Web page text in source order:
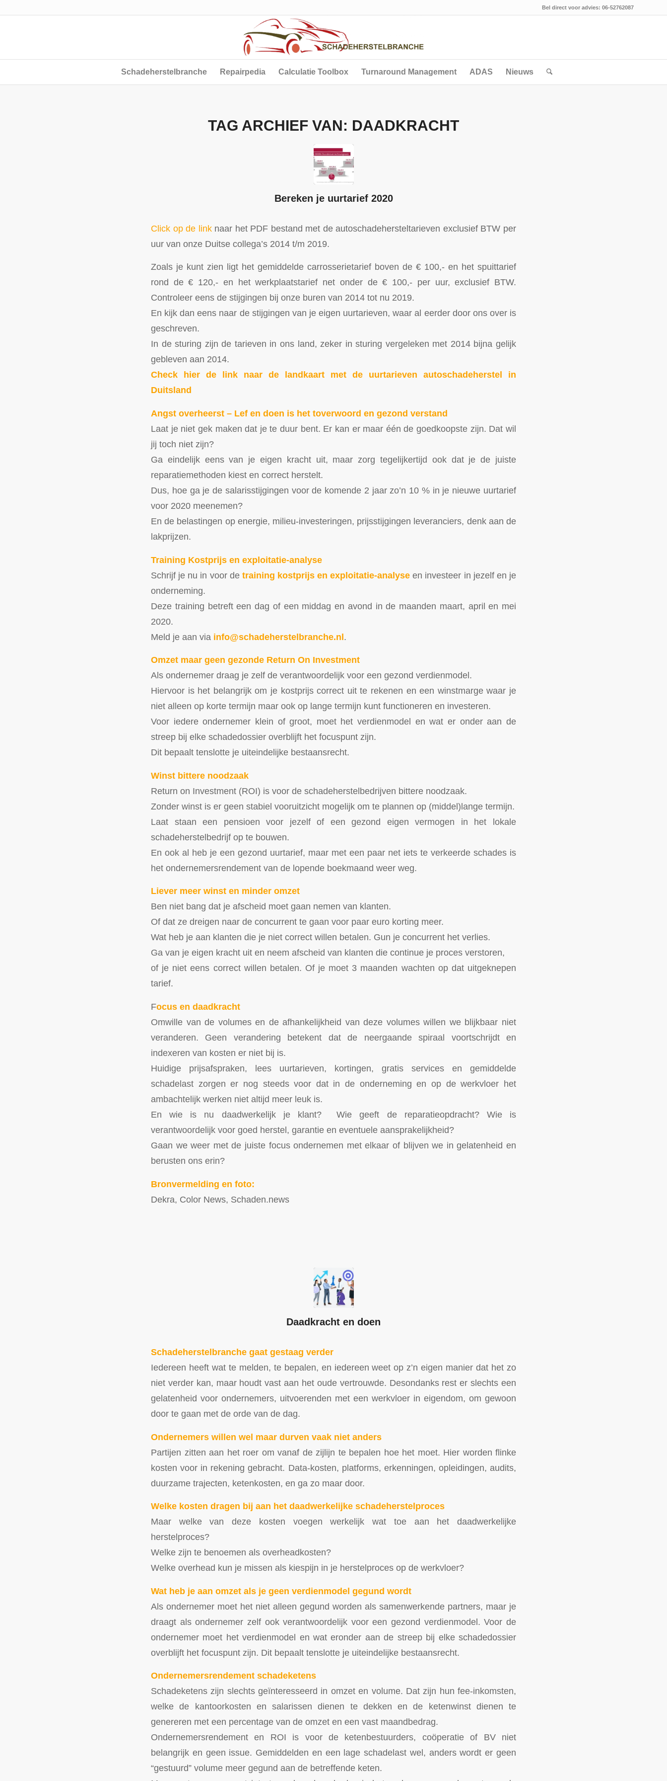
Bel direct voor advies: 06-52762087
Schadeherstelbranche Repairpedia Calculatie Toolbox Turnaround Management ADAS Nieuws
TAG ARCHIEF VAN: DAADKRACHT
Bereken je uurtarief 2020
Click op de linknaar het PDF bestand met de autoschadehersteltarieven exclusief BTW per
uur van onze Duitse collega’s 2014 t/m 2019.
Zoals je kunt zien ligt het gemiddelde carrosserietarief boven de € 100,- en het spuittarief
rond de € 120,- en het werkplaatstarief net onder de € 100,- per uur, exclusief BTW.
Controleer eens de stijgingen bij onze buren van 2014 tot nu 2019.
En kijk dan eens naar de stijgingen van je eigen uurtarieven, waar al eerder door ons over is
geschreven.
In de sturing zijn de tarieven in ons land, zeker in sturing vergeleken met 2014 bijna gelijk
gebleven aan 2014.
Check hier de link naar de landkaart met de uurtarieven autoschadeherstel in
Duitsland
Angst overheerst – Lef en doen is het toverwoord en gezond verstand
Laat je niet gek maken dat je te duur bent. Er kan er maar één de goedkoopste zijn. Dat wil
jij toch niet zijn?
Ga eindelijk eens van je eigen kracht uit, maar zorg tegelijkertijd ook dat je de juiste
reparatiemethoden kiest en correct herstelt.
Dus, hoe ga je de salarisstijgingen voor de komende 2 jaar zo’n 10 % in je nieuwe uurtarief
voor 2020 meenemen?
En de belastingen op energie, milieu-investeringen, prijsstijgingen leveranciers, denk aan de
lakprijzen.
Training Kostprijs en exploitatie-analyse
Schrijf je nu in voor de training kostprijs en exploitatie-analyse en investeer in jezelf en je
onderneming.
Deze training betreft een dag of een middag en avond in de maanden maart, april en mei
2020.
Meld je aan via info@schadeherstelbranche.nl.
Omzet maar geen gezonde Return On Investment
Als ondernemer draag je zelf de verantwoordelijk voor een gezond verdienmodel.
Hiervoor is het belangrijk om je kostprijs correct uit te rekenen en een winstmarge waar je
niet alleen op korte termijn maar ook op lange termijn kunt functioneren en investeren.
Voor iedere ondernemer klein of groot, moet het verdienmodel en wat er onder aan de
streep bij elke schadedossier overblijft het focuspunt zijn.
Dit bepaalt tenslotte je uiteindelijke bestaansrecht.
Winst bittere noodzaak
Return on Investment (ROI) is voor de schadeherstelbedrijven bittere noodzaak.
Zonder winst is er geen stabiel vooruitzicht mogelijk om te plannen op (middel)lange termijn.
Laat staan een pensioen voor jezelf of een gezond eigen vermogen in het lokale
schadeherstelbedrijf op te bouwen.
En ook al heb je een gezond uurtarief, maar met een paar net iets te verkeerde schades is
het ondernemersrendement van de lopende boekmaand weer weg.
Liever meer winst en minder omzet
Ben niet bang dat je afscheid moet gaan nemen van klanten.
Of dat ze dreigen naar de concurrent te gaan voor paar euro korting meer.
Wat heb je aan klanten die je niet correct willen betalen. Gun je concurrent het verlies.
Ga van je eigen kracht uit en neem afscheid van klanten die continue je proces verstoren,
of je niet eens correct willen betalen. Of je moet 3 maanden wachten op dat uitgeknepen
tarief.
Focus en daadkracht
Omwille van de volumes en de afhankelijkheid van deze volumes willen we blijkbaar niet
veranderen. Geen verandering betekent dat de neergaande spiraal voortschrijdt en
indexeren van kosten er niet bij is.
Huidige prijsafspraken, lees uurtarieven, kortingen, gratis services en gemiddelde
schadelast zorgen er nog steeds voor dat in de onderneming en op de werkvloer het
ambachtelijk werken niet altijd meer leuk is.
En wie is nu daadwerkelijk je klant? Wie geeft de reparatieopdracht? Wie is
verantwoordelijk voor goed herstel, garantie en eventuele aansprakelijkheid?
Gaan we weer met de juiste focus ondernemen met elkaar of blijven we in gelatenheid en
berusten ons erin?
Bronvermelding en foto:
Dekra, Color News, Schaden.news
Daadkracht en doen
Schadeherstelbranche gaat gestaag verder
Iedereen heeft wat te melden, te bepalen, en iedereen weet op z’n eigen manier dat het zo
niet verder kan, maar houdt vast aan het oude vertrouwde. Desondanks rest er slechts een
gelatenheid voor ondernemers, uitvoerenden met een werkvloer in eigendom, om gewoon
door te gaan met de orde van de dag.
Ondernemers willen wel maar durven vaak niet anders
Partijen zitten aan het roer om vanaf de zijlijn te bepalen hoe het moet. Hier worden flinke
kosten voor in rekening gebracht. Data-kosten, platforms, erkenningen, opleidingen, audits,
duurzame trajecten, ketenkosten, en ga zo maar door.
Welke kosten dragen bij aan het daadwerkelijke schadeherstelproces
Maar welke van deze kosten voegen werkelijk wat toe aan het daadwerkelijke
herstelproces?
Welke zijn te benoemen als overheadkosten?
Welke overhead kun je missen als kiespijn in je herstelproces op de werkvloer?
Wat heb je aan omzet als je geen verdienmodel gegund wordt
Als ondernemer moet het niet alleen gegund worden als samenwerkende partners, maar je
draagt als ondernemer zelf ook verantwoordelijk voor een gezond verdienmodel. Voor de
ondernemer moet het verdienmodel en wat eronder aan de streep bij elke schadedossier
overblijft het focuspunt zijn. Dit bepaalt tenslotte je uiteindelijke bestaansrecht.
Ondernemersrendement schadeketens
Schadeketens zijn slechts geïnteresseerd in omzet en volume. Dat zijn hun fee-inkomsten,
welke de kantoorkosten en salarissen dienen te dekken en de ketenwinst dienen te
genereren met een percentage van de omzet en een vast maandbedrag.
Ondernemersrendement en ROI is voor de ketenbestuurders, coöperatie of BV niet
belangrijk en geen issue. Gemiddelden en een lage schadelast wel, anders wordt er geen
“gestuurd” volume meer gegund aan de betreffende keten.